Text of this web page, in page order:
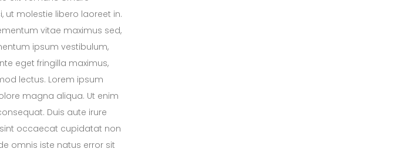
ut molestie libero laoreet in.
vitae maximus sed,
ipsum vestibulum,
eget fringilla maximus,
lectus. Lorem ipsum
magna aliqua. Ut enim
Duis aute irure
occaecat cupidatat non
omnis iste natus error sit